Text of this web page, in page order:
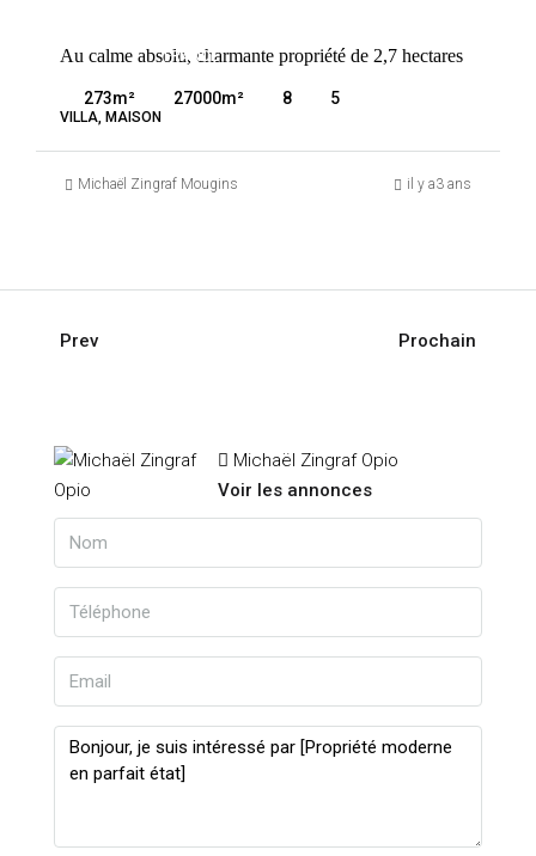
FRANCE
Au calme absolu, charmante propriété de 2,7 hectares
273m² 27000m² 8 5
VILLA, MAISON
Michaël Zingraf Mougins il y a3 ans
Prev Prochain
Michaël Zingraf Opio
Voir les annonces